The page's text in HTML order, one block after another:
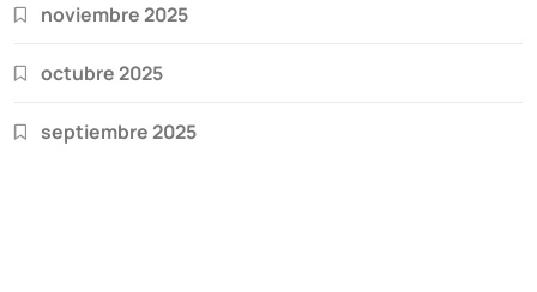
noviembre 2025
octubre 2025
septiembre 2025